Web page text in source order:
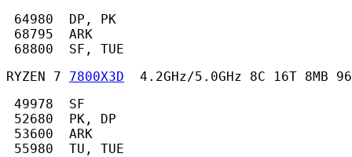
64980  DP, PK
68795  ARK
68800  SF, TUE
RYZEN 7 7800X3D
4.2GHz/5.0GHz 8C 16T 8MB
49978  SF
52680  PK, DP
53600  ARK
55980  TU, TUE